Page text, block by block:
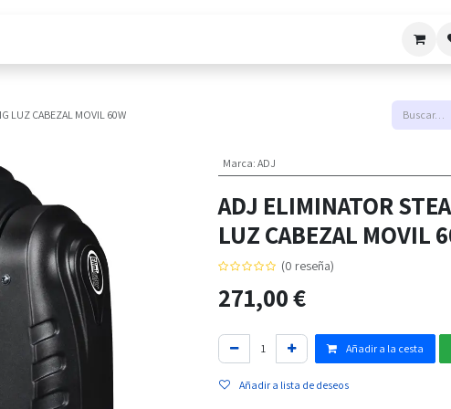
LUZ CABEZAL MOVIL 60W
ADJ ELIMINATOR
LUZ CABEZAL MOVIL
(0 reseña)
271,00€
Añadir a la cesta
Añadir a lista de deseos
Marca: ADJ